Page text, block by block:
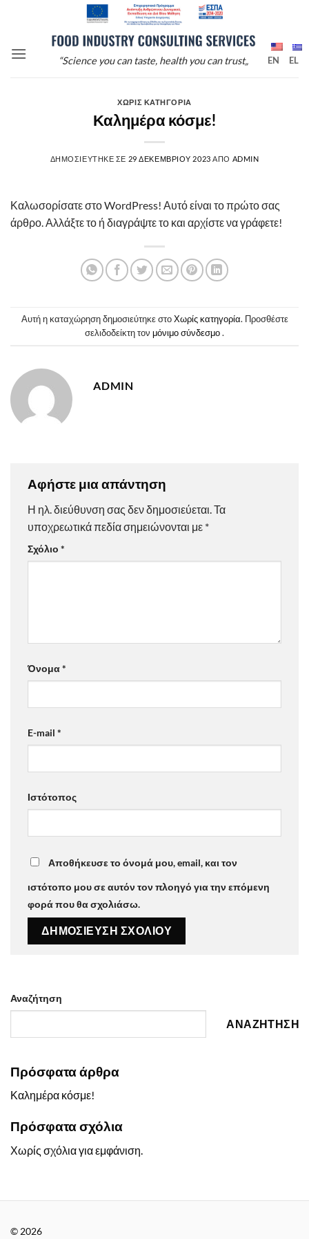
περιεχόμενο
“Science you can taste, health you can trust„ EN EL
ΧΩΡΙΣ ΚΑΤΗΓΟΡΙΑ
Καλημέρα κόσμε!
ΔΗΜΟΣΙΕΥΤΗΚΕ ΣΕ 29 ΔΕΚΕΜΒΡΙΟΥ 2023 ΑΠΟ ADMIN
Καλωσορίσατε στο WordPress! Αυτό είναι το πρώτο σας
άρθρο. Αλλάξτε το ή διαγράψτε το και αρχίστε να γράφετε!
Αυτή η καταχώρηση δημοσιεύτηκε στοΧωρίς κατηγορία. Προσθέστε
σελιδοδείκτη τον μόνιμο σύνδεσμο.
ADMIN
Αφήστε μια απάντηση
Η ηλ. διεύθυνση σας δεν δημοσιεύεται.Τα
υποχρεωτικά πεδία σημειώνονται με *
Σχόλιο *
Όνομα*
E-mail *
Ιστότοπος
Αποθήκευσε το όνομά μου, email, και τον
ιστότοπο μου σε αυτόν τον πλοηγό για την επόμενη
φορά που θα σχολιάσω.
Αναζήτηση
ΑΝΑΖΗΤΗΣΗ
Πρόσφατα άρθρα
Καλημέρα κόσμε!
Πρόσφατα σχόλια
Χωρίς σχόλια για εμφάνιση.
© 2026